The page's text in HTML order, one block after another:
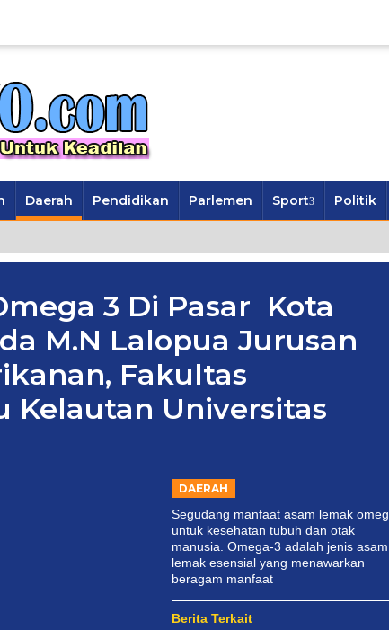
Daerah Pendidikan Parlemen Sport Politik
3 Di Pasar Kota
M.N Lalopua Jurusan
Fakultas
Kelautan Universitas
DAERAH
Segudang manfaat asam lemak
untuk kesehatan tubuh dan otak
manusia. Omega-3 adalah jenis asam
lemak esensial yang menawarkan
beragam manfaat
Berita Terkait